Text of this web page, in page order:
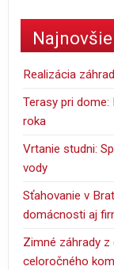
Realizácia
Terasy pri
roka
Vrtanie studni:
vody
Sťahovanie v
domácnosti aj
Zimné záhrady z
celoročného